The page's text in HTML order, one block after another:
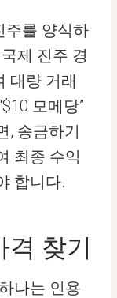
주를 양식하
제 진주 경
대량 거래
모메당”
, 송금하기
최종 수익
합니다.
격 찾기
나는 인용